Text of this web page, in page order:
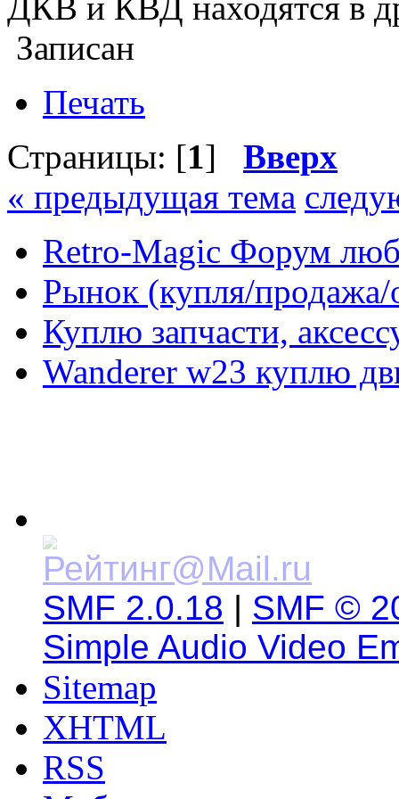
ДКВ и КВД находятся в
Записан
Печать
Страницы: [1] Вверх
« предыдущая тема
Retro-Magic Форум
Рынок (купля/продажа/
Куплю запчасти,
Wanderer w23 куплю
SMF 2.0.18 | SMF ©
Simple Audio Video
Sitemap
XHTML
RSS